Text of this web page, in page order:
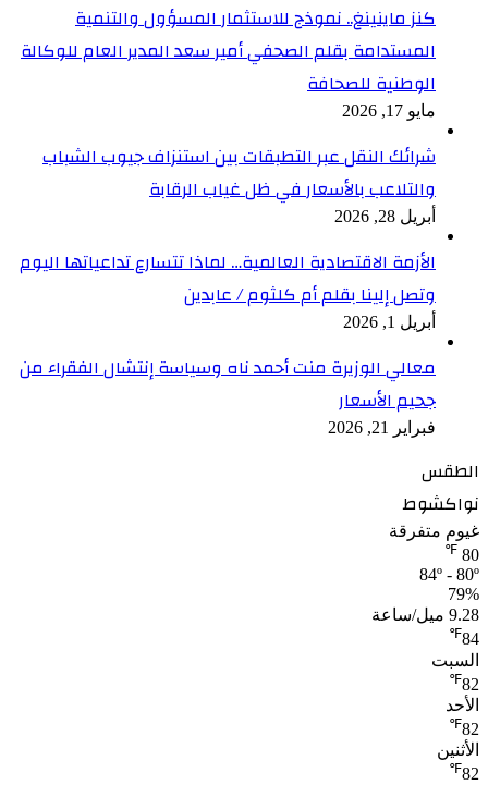
كنز ماينينغ.. نموذج للاستثمار المسؤول والتنمية
المستدامة بقلم الصحفي أمير سعد المدير العام للوكالة
الوطنية للصحافة
مايو 17, 2026
شرائك النقل عبر التطبقات بين استنزاف جيوب الشباب
والتلاعب بالأسعار في ظل غياب الرقابة
أبريل 28, 2026
الأزمة الاقتصادية العالمية… لماذا تتسارع تداعياتها اليوم
وتصل إلينا بقلم أم كلثوم / عابدين
أبريل 1, 2026
معالي الوزيرة منت أحمد ناه وسياسة إنتشال الفقراء من
جحيم الأسعار
فبراير 21, 2026
الطقس
نواكشوط
غيوم متفرقة
80
℉
84º - 80º
79%
9.28 ميل/ساعة
84
℉
السبت
82
℉
الأحد
82
℉
الأثنين
82
℉